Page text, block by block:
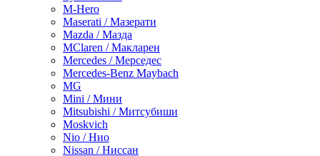
M-Hero
Maserati / Мазерати
Mazda / Мазда
MClaren / Макларен
Mercedes / Мерседес
Mercedes-Benz Maybach
MG
Mini / Мини
Mitsubishi / Митсубиши
Moskvich
Nio / Нио
Nissan / Ниссан